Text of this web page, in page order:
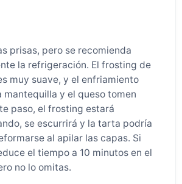
prisas, pero se recomienda
la refrigeración. El frosting de
muy suave, y el enfriamiento
mantequilla y el queso tomen
paso, el frosting estará
se escurrirá y la tarta podría
al apilar las capas. Si
el tiempo a 10 minutos en el
no lo omitas.